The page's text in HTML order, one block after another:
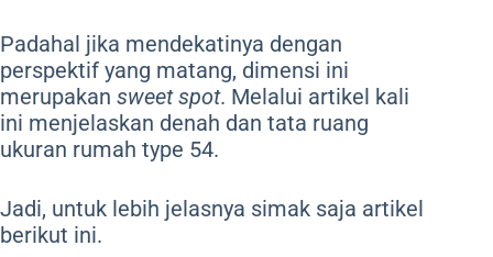
Padahal jika mendekatinya dengan
perspektif yang matang, dimensi ini
merupakan sweet spot. Melalui artikel kali
ini menjelaskan denah dan tata ruang
ukuran rumah type 54.
Jadi, untuk lebih jelasnya simak saja artikel
berikut ini.